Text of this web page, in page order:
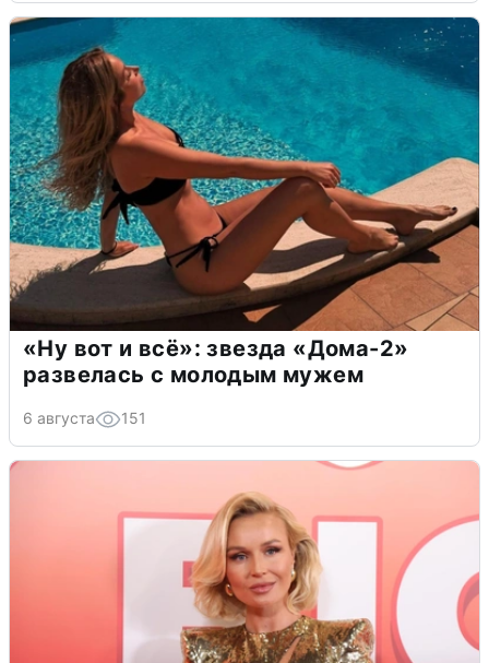
«Ну вот и всё»: звезда «Дома-2»
развелась с молодым мужем
6 августа 151